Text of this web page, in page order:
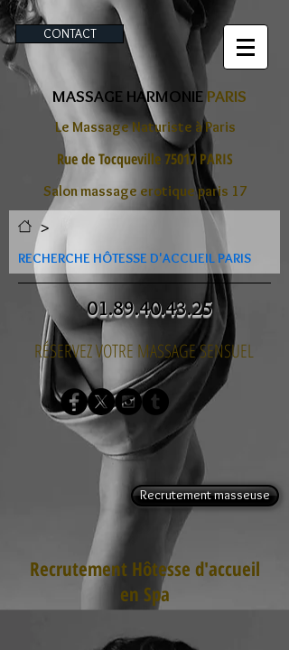
CONTACT
MASSAGE HARMONIEPARIS
Le Massage Naturiste à Paris
Rue de Tocqueville 75017 PARIS
Salon massage erotique paris 17
>
RECHERCHE HÔTESSE D'ACCUEIL PARIS
01.89.40.43.25
RÉSERVEZ VOTRE MASSAGE SENSUEL
Recrutement masseuse
Recrutement Hôtesse d'accueil
en Spa